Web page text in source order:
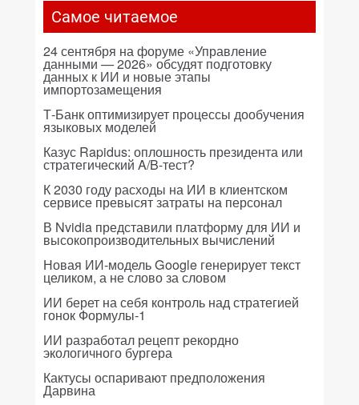
Самое читаемое
24 сентября на форуме «Управление
данными — 2026» обсудят подготовку
данных к ИИ и новые этапы
импортозамещения
Т-Банк оптимизирует процессы дообучения
языковых моделей
Казус Rapidus: оплошность президента или
стратегический A/B-тест?
К 2030 году расходы на ИИ в клиентском
сервисе превысят затраты на персонал
В Nvidia представили платформу для ИИ и
высокопроизводительных вычислений
Новая ИИ-модель Google генерирует текст
целиком, а не слово за словом
ИИ берет на себя контроль над стратегией
гонок Формулы-1
ИИ разработал рецепт рекордно
экологичного бургера
Кактусы оспаривают предположения
Дарвина